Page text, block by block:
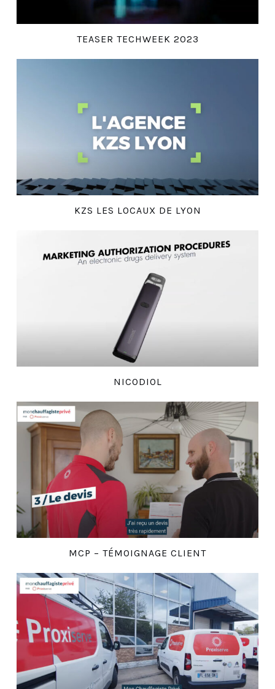
TEASER TECHWEEK 2023
KZS LES LOCAUX DE LYON
NICODIOL
MCP – TÉMOIGNAGE CLIENT